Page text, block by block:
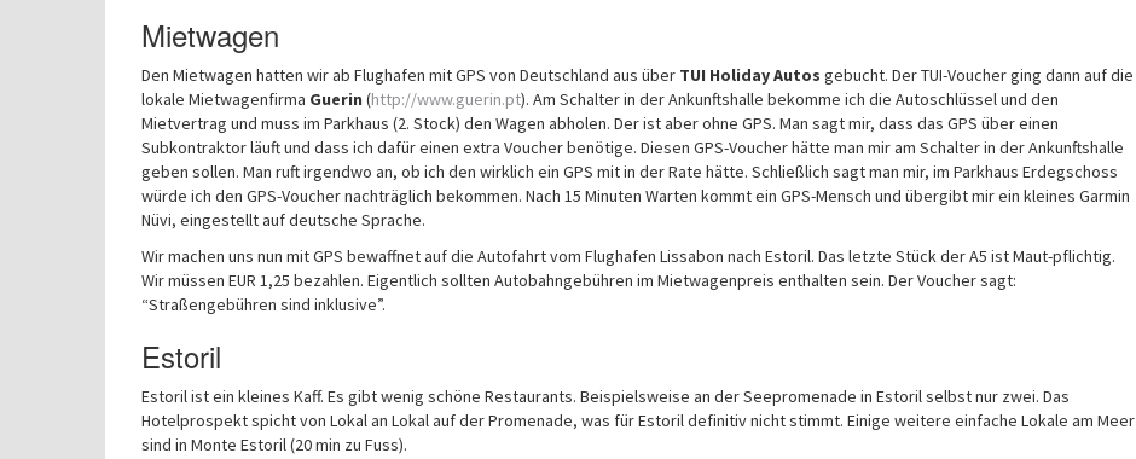
Mietwagen
Den Mietwagen hatten wir ab Flughafen mit GPS von Deutschland aus über TUI Holiday Autos gebucht. Der TUI-Voucher ging dann auf die
lokale Mietwagenfirma Guerin (http://www.guerin.pt). Am Schalter in der Ankunftshalle bekomme ich die Autoschlüssel und den
Mietvertrag und muss im Parkhaus (2. Stock) den Wagen abholen. Der ist aber ohne GPS. Man sagt mir, dass das GPS über einen
Subkontraktor läuft und dass ich dafür einen extra Voucher benötige. Diesen GPS-Voucher hätte man mir am Schalter in der Ankunftshalle
geben sollen. Man ruft irgendwo an, ob ich den wirklich ein GPS mit in der Rate hätte. Schließlich sagt man mir, im Parkhaus Erdegschoss
würde ich den GPS-Voucher nachträglich bekommen. Nach 15 Minuten Warten kommt ein GPS-Mensch und übergibt mir ein kleines Garmin
Nüvi, eingestellt auf deutsche Sprache.
Wir machen uns nun mit GPS bewaffnet auf die Autofahrt vom Flughafen Lissabon nach Estoril. Das letzte Stück der A5 ist Maut-pflichtig.
Wir müssen EUR 1,25 bezahlen. Eigentlich sollten Autobahngebühren im Mietwagenpreis enthalten sein. Der Voucher sagt:
“Straßengebühren sind inklusive”.
Estoril
Estoril ist ein kleines Kaff. Es gibt wenig schöne Restaurants. Beispielsweise an der Seepromenade in Estoril selbst nur zwei. Das
Hotelprospekt spicht von Lokal an Lokal auf der Promenade, was für Estoril definitiv nicht stimmt. Einige weitere einfache Lokale am Meer
sind in Monte Estoril (20 min zu Fuss).